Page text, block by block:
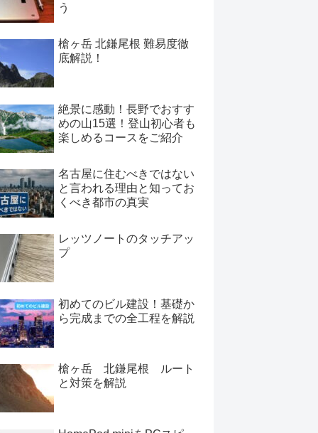
う
槍ヶ岳 北鎌尾根 難易度徹
底解説！
絶景に感動！長野でおすす
めの山15選！登山初心者も
楽しめるコースをご紹介
名古屋に住むべきではない
と言われる理由と知ってお
くべき都市の真実
レッツノートのタッチアッ
プ
初めてのビル建設！基礎か
ら完成までの全工程を解説
槍ヶ岳 北鎌尾根 ルート
と対策を解説